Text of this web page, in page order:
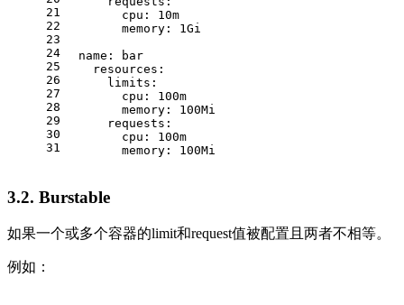
21
22
23
24
25
26
27
28
29
30
31
cpu:
10m
memory:
1Gi
name:
bar
resources:
limits:
cpu:
100m
memory:
100Mi
requests:
cpu:
100m
memory:
100Mi
3.2. Burstable
如果一个或多个容器的limit和request值被配置且两者不相等。
例如：